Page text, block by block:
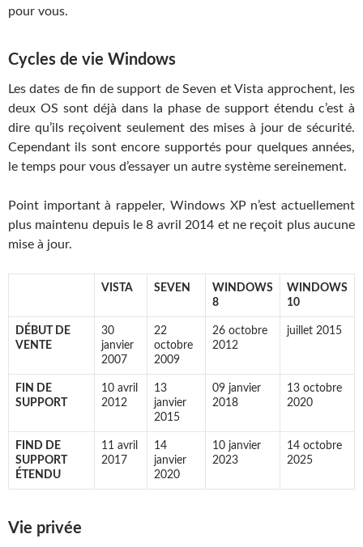
pour vous.
Cycles de vie Windows
Les dates de fin de support de Seven et Vista approchent, les
deux OS sont déjà dans la phase de support étendu c’est à
dire qu’ils reçoivent seulement des mises à jour de sécurité.
Cependant ils sont encore supportés pour quelques années,
le temps pour vous d’essayer un autre système sereinement.
Point important à rappeler, Windows XP n’est actuellement
plus maintenu depuis le 8 avril 2014 et ne reçoit plus aucune
mise à jour.
VISTA SEVEN
WINDOWS
8
WINDOWS
10
DÉBUT DE
VENTE
30
janvier
2007
22
octobre
2009
26 octobre
2012
juillet 2015
FIN DE
SUPPORT
10 avril
2012
13
janvier
2015
09 janvier
2018
13 octobre
2020
FIND DE
SUPPORT
ÉTENDU
11 avril
2017
14
janvier
2020
10 janvier
2023
14 octobre
2025
Vie privée